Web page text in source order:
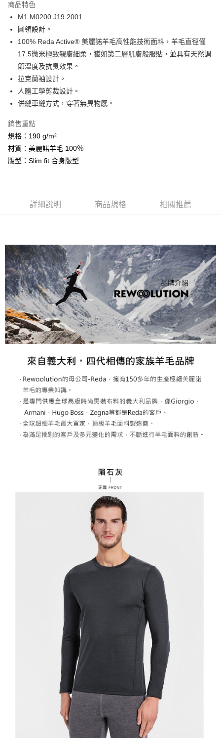
悠遊付
Google Pay
全盈+PAY
AFTEE先享後付
相關說明
【關於「AFTEE先享後付」】
AFTEE先享後付是「在收到商品之後才付款」的支付方式。 讓您購物簡單
便利好安心！
２．便利：只要手機號碼，簡訊認證，即可結帳。
３．安心：先確認商品／服務後，再付款。
【「AFTEE先享後付」結帳流程】
１．於結帳方式選擇「AFTEE先享後付」後，將跳轉至「AFTEE先享後付」
※ 請注意：結帳手續完成當下不需立刻繳費，但若您需要取消訂單，請聯絡
客戶支援中心」https://netprotections.freshdesk.com/support/home
【注意事項】
１．透過由恩沛科技股份有限公司提供之「AFTEE先享後付」服務完成之交
易，需依本服務之必要範圍內提供個人資料，並將交易相關給付款項請求債
權轉讓予恩沛科技股份有限公司。
２．關於個人資料處理事宜，請瀏覽以下網址：
https://aftee.tw/terms/#terms3
３．未成年的使用者請事先徵得法定代理人或監護人之同意方可使用
「AFTEE先享後付」，若未經同意申辦者引起之損失，本公司不負相關責
任。
４．使用「AFTEE先享後付」時，將依據個別帳號之用戶狀況，依本公司即
請求用戶進行身份認證。
恩沛科技股份有限公司將有權停止該用戶之使用額度並採取法律行動。
ATM付款
運送方式
全家取貨付款
每筆NT$60，滿NT$599(含以上)免運費
付款後全家取貨
每筆NT$60，滿NT$799(含以上)免運費
7-11取貨付款
每筆NT$60，滿NT$799(含以上)免運費
付款後7-11取貨
每筆NT$60，滿NT$799(含以上)免運費
宅配
每筆NT$70，滿NT$799(含以上)免運費
商品特色
M1 M0200 J19 2001
圓領設計。
100% Reda Active® 美麗諾羊毛高性能技術面料，羊毛直徑僅
17.5微米極致親膚細柔，猶如第二層肌膚般服貼，並具有天然調
節溫度及抗臭效果。
拉克蘭袖設計。
人體工學剪裁設計。
併縫車縫方式，穿著無異物感。
銷售重點
規格：190 g/m²
材質：美麗諾羊毛 100％
版型：Slim fit 合身版型
詳細說明 商品規格 相關推薦